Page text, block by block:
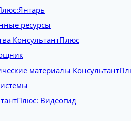
ресурсы
КонсультантПлюс
материалы
Видеогид